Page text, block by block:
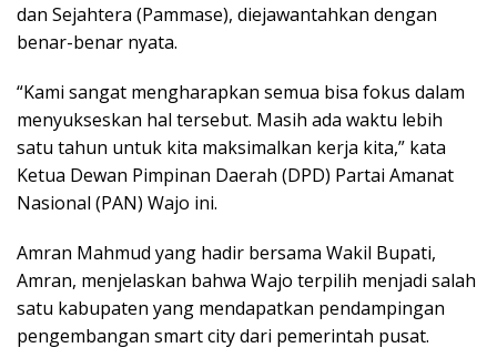
dan Sejahtera (Pammase), diejawantahkan dengan
benar-benar nyata.
“Kami sangat mengharapkan semua bisa fokus dalam
menyukseskan hal tersebut. Masih ada waktu lebih
satu tahun untuk kita maksimalkan kerja kita,” kata
Ketua Dewan Pimpinan Daerah (DPD) Partai Amanat
Nasional (PAN) Wajo ini.
Amran Mahmud yang hadir bersama Wakil Bupati,
Amran, menjelaskan bahwa Wajo terpilih menjadi salah
satu kabupaten yang mendapatkan pendampingan
pengembangan smart city dari pemerintah pusat.